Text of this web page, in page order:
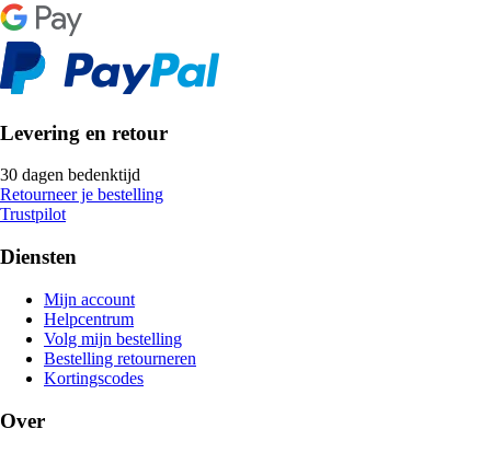
Levering en retour
30 dagen bedenktijd
Retourneer je bestelling
Trustpilot
Diensten
Mijn account
Helpcentrum
Volg mijn bestelling
Bestelling retourneren
Kortingscodes
Over